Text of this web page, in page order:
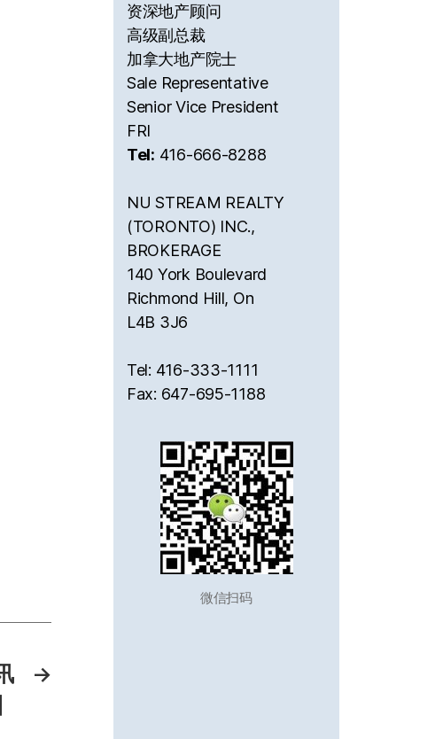
→
资深地产顾问
高级副总裁
加拿大地产院士
Sale Representative
Senior Vice President
FRI
Tel: 416-666-8288
NU STREAM REALTY
(TORONTO) INC.,
BROKERAGE
140 York Boulevard
Richmond Hill, On
L4B 3J6
Tel: 416-333-1111
Fax: 647-695-1188
微信扫码